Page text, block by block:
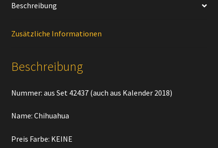
Beschreibung
Zusätzliche Informationen
Beschreibung
Nummer: aus Set 42437 (auch aus Kalender 2018)
Name: Chihuahua
Preis Farbe: KEINE